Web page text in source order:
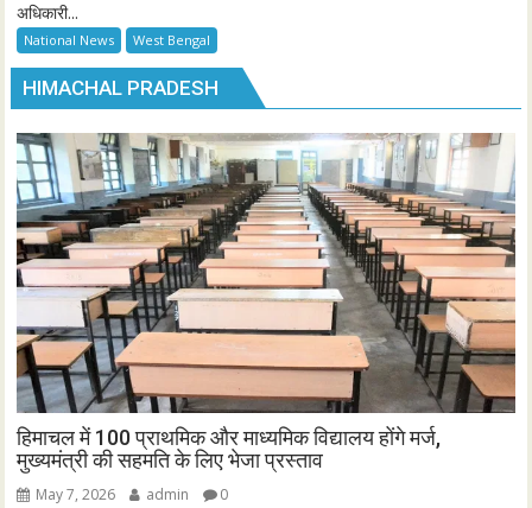
अधिकारी...
National News West Bengal
HIMACHAL PRADESH
हिमाचल में 100 प्राथमिक और माध्यमिक विद्यालय होंगे मर्ज,
मुख्यमंत्री की सहमति के लिए भेजा प्रस्ताव
May 7, 2026 admin 0